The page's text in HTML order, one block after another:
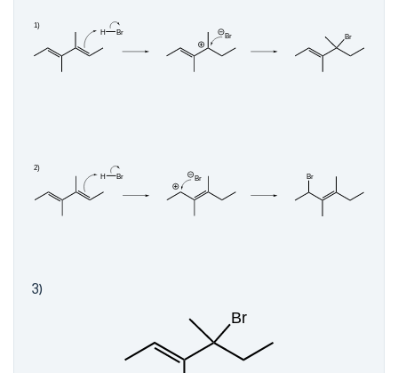
3)